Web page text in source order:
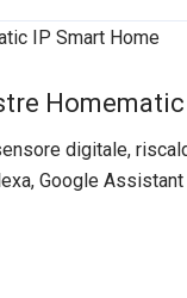
digitale,
Google Assistant